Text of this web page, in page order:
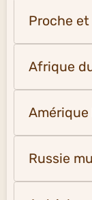
Proche
Afrique
Russie